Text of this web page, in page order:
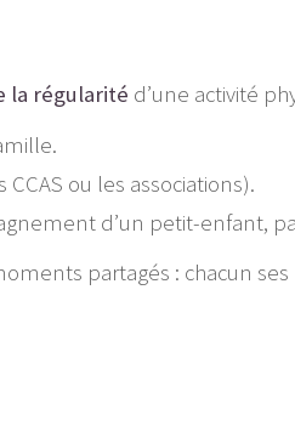
la régularité d’une activité
ou les associations).
d’un petit-enfant,
partagés : chacun